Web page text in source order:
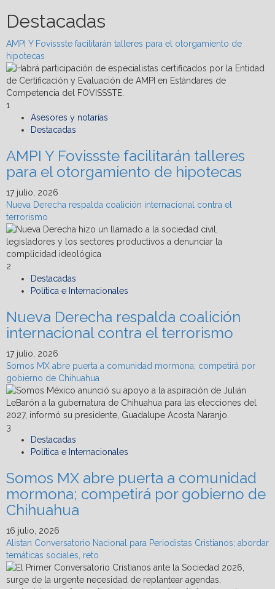
Destacadas
AMPI Y Fovissste facilitarán talleres para el otorgamiento de
hipotecas
1
Asesores y notarías
Destacadas
AMPI Y Fovissste facilitarán talleres
para el otorgamiento de hipotecas
17 julio, 2026
Nueva Derecha respalda coalición internacional contra el
terrorismo
2
Destacadas
Política e Internacionales
Nueva Derecha respalda coalición
internacional contra el terrorismo
17 julio, 2026
Somos MX abre puerta a comunidad mormona; competirá por
gobierno de Chihuahua
3
Destacadas
Política e Internacionales
Somos MX abre puerta a comunidad
mormona; competirá por gobierno de
Chihuahua
16 julio, 2026
Alistan Conversatorio Nacional para Periodistas Cristianos; abordar
temáticas sociales, reto